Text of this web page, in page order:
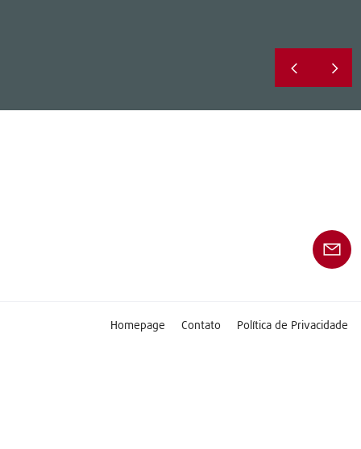
Homepage Contato Política de Privacidade